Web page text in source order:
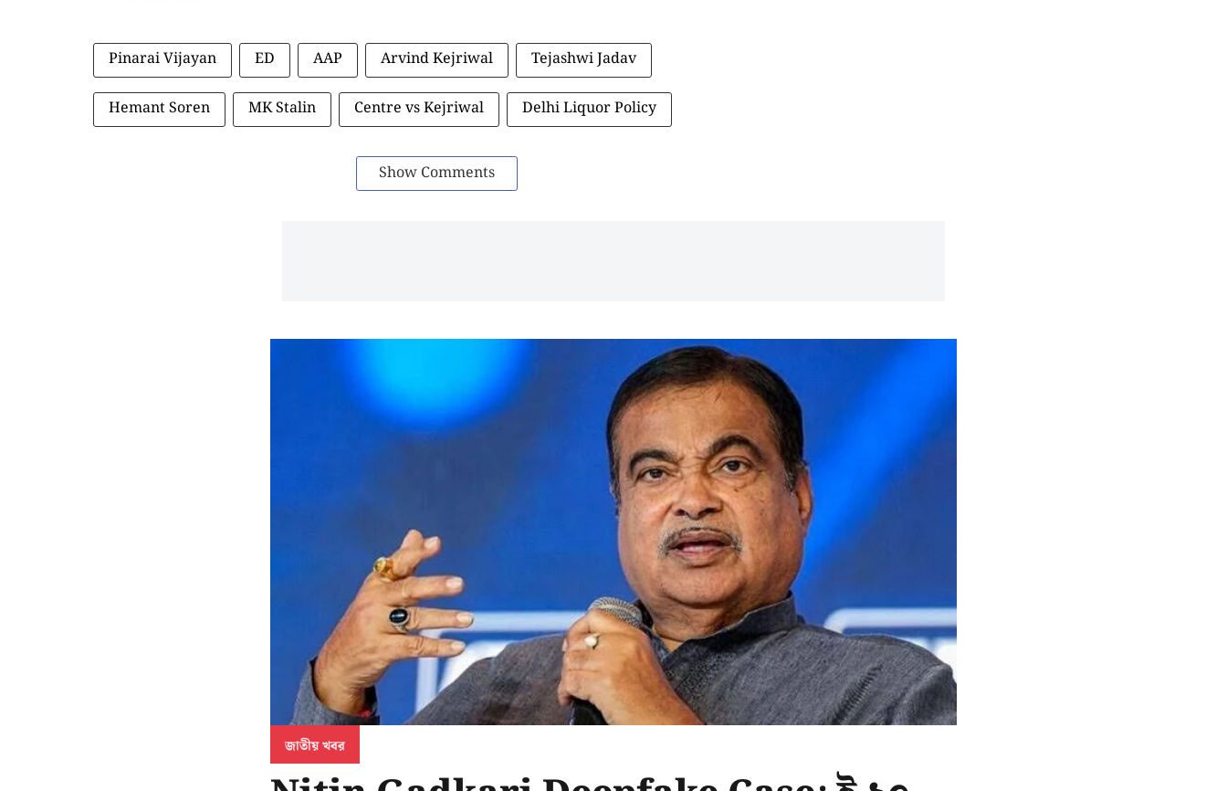
Pinarai Vijayan ED AAP Arvind Kejriwal Tejashwi Jadav
Hemant Soren MK Stalin Centre vs Kejriwal Delhi Liquor Policy
Show Comments
জাতীয় খবর